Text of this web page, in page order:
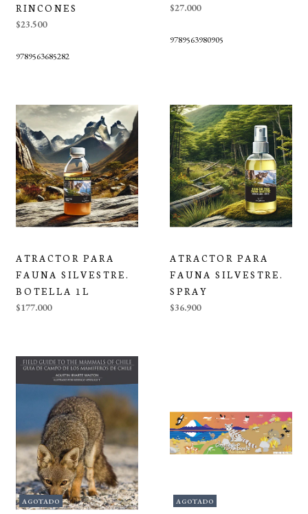
RINCONES
$23.500
9789563685282
$27.000
9789563980905
ATRACTOR PARA
FAUNA SILVESTRE.
BOTELLA 1L
$177.000
ATRACTOR PARA
FAUNA SILVESTRE.
SPRAY
$36.900
AGOTADO AGOTADO